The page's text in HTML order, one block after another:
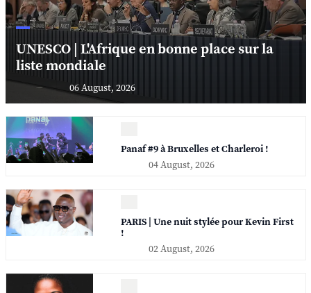
UNESCO | L'Afrique en bonne place sur la
liste mondiale
06 August, 2026
Panaf #9 à Bruxelles et Charleroi !
04 August, 2026
PARIS | Une nuit stylée pour Kevin First
!
02 August, 2026